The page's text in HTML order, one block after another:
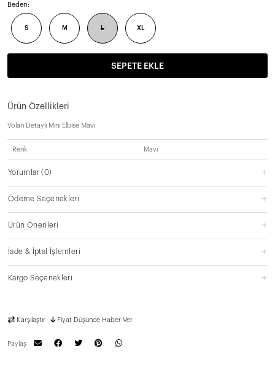
Beden:
S M L XL
SEPETE EKLE
Ürün Özellikleri
Volan Detaylı Mini Elbise Mavi
Renk Mavi
Yorumlar(0)
Ödeme Seçenekleri
Ürün Önerileri
İade & İptal İşlemleri
Kargo Seçenekleri
Karşılaştır Fiyat Düşünce Haber Ver
Paylaş